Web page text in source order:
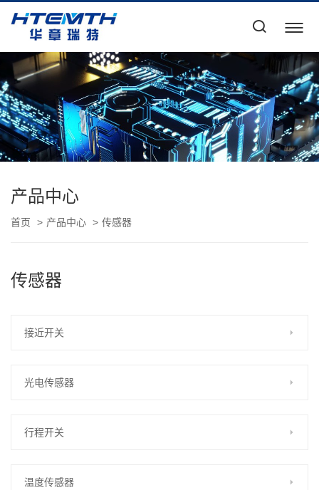
产品中心
首页 产品中心 传感器
传感器
接近开关
光电传感器
行程开关
温度传感器